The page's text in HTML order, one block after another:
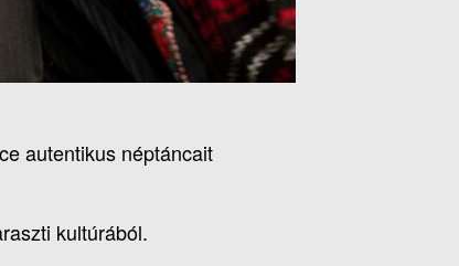
autentikus néptáncait
kultúrából.